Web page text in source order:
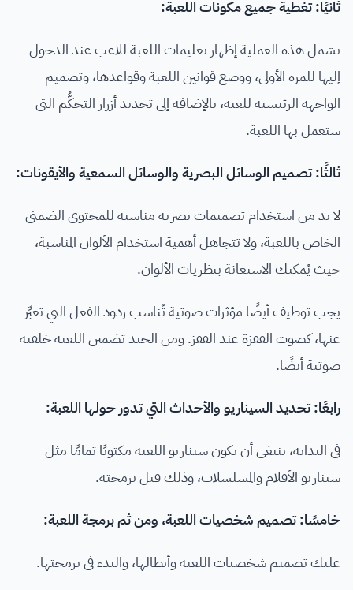
ثانيًا: تغطية جميع مكونات اللعبة:
تشمل هذه العملية إظهار تعليمات اللعبة للاعب عند الدخول
إليها للمرة الأولى، ووضع قوانين اللعبة وقواعدها، وتصميم
الواجهة الرئيسية للعبة، بالإضافة إلى تحديد أزرار التحكُّم التي
ستعمل بها اللعبة.
ثالثًا: تصميم الوسائل البصرية والوسائل السمعية والأيقونات:
لا بد من استخدام تصميمات بصرية مناسبة للمحتوى الضمني
الخاص باللعبة، ولا تتجاهل أهمية استخدام الألوان المناسبة،
حيث يُمكنك الاستعانة بنظريات الألوان.
يجب توظيف أيضًا مؤثرات صوتية تُناسب ردود الفعل التي تعبِّر
عنها، كصوت القفزة عند القفز. ومن الجيد تضمين اللعبة خلفية
صوتية أيضًا.
رابعًا: تحديد السيناريو والأحداث التي تدور حولها اللعبة:
في البداية، ينبغي أن يكون سيناريو اللعبة مكتوبًا تمامًا مثل
سيناريو الأفلام والمسلسلات، وذلك قبل برمجته.
خامسًا: تصميم شخصيات اللعبة، ومن ثم برمجة اللعبة:
عليك تصميم شخصيات اللعبة وأبطالها، والبدء في برمجتها.